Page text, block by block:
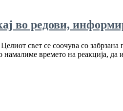
во редови,
свет се соочува со
времето на реакција, да